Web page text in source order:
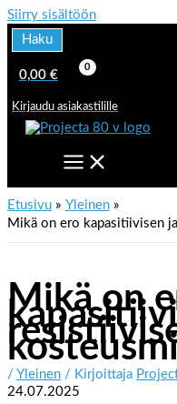
Siirry sisältöön
Haku
0,00 €
Kirjaudu asiakastilille
Etusivu
Yleinen
Mikä on ero kapasitiivisen
Mikä on
/ Yleinen / Kirjoittaja
24.07.2025